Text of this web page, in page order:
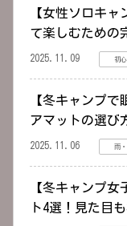
【女性ソロキ
て楽しむための
2025.11.09 初
【冬キャンプ
アマットの選び
2025.11.06 雨
【冬キャンプ
ト4選！見た目